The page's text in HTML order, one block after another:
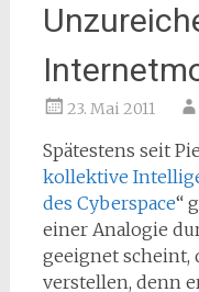
23. Mai 2011
Spätestens seit
kollektive
des Cyberspace“
einer Analogie
geeignet scheint,
verstellen, denn